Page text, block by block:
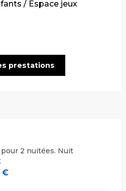
/ Espace jeux
prestations
2 nuitées. Nuit
€